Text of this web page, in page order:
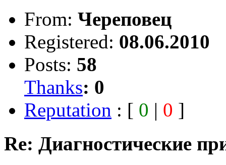
From: Череповец
Registered: 08.06.2010
Posts: 58
Thanks: 0
Reputation : [ 0 | 0 ]
Re: Диагностические